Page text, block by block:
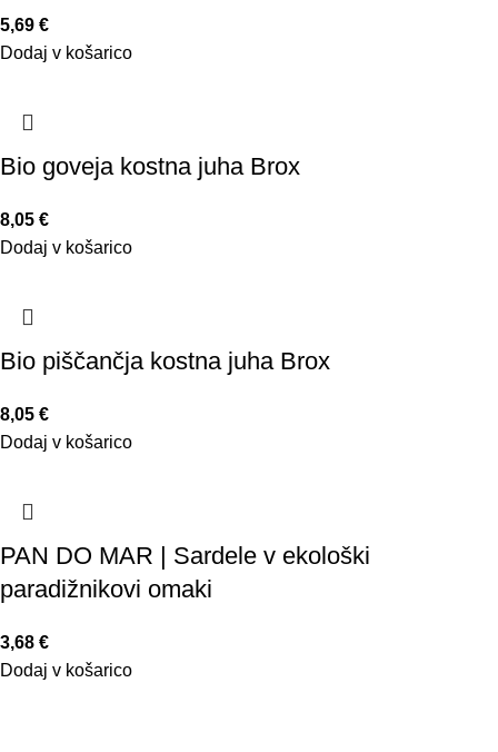
5,69 €
Dodaj v košarico
Bio goveja kostna juha Brox
8,05 €
Dodaj v košarico
Bio piščančja kostna juha Brox
8,05 €
Dodaj v košarico
PAN DO MAR | Sardele v ekološki
paradižnikovi omaki
3,68 €
Dodaj v košarico